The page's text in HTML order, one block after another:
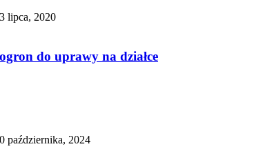
lipca, 2020
do uprawy na działce
października, 2024